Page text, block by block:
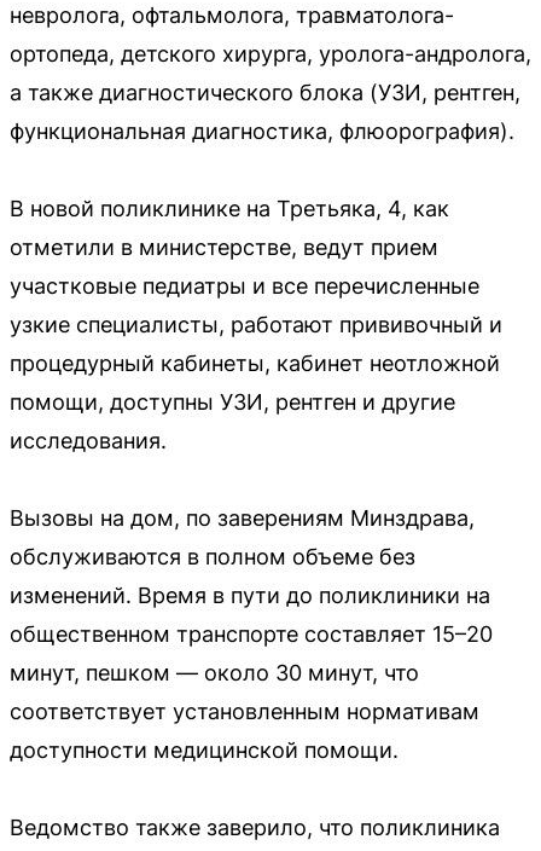
невролога, офтальмолога, травматолога-
ортопеда, детского хирурга, уролога-андролога,
а также диагностического блока (УЗИ, рентген,
функциональная диагностика, флюорография).
В новой поликлинике на Третьяка, 4, как
отметили в министерстве, ведут прием
участковые педиатры и все перечисленные
узкие специалисты, работают прививочный и
процедурный кабинеты, кабинет неотложной
помощи, доступны УЗИ, рентген и другие
исследования.
Вызовы на дом, по заверениям Минздрава,
обслуживаются в полном объеме без
изменений. Время в пути до поликлиники на
общественном транспорте составляет 15–20
минут, пешком — около 30 минут, что
соответствует установленным нормативам
доступности медицинской помощи.
Ведомство также заверило, что поликлиника